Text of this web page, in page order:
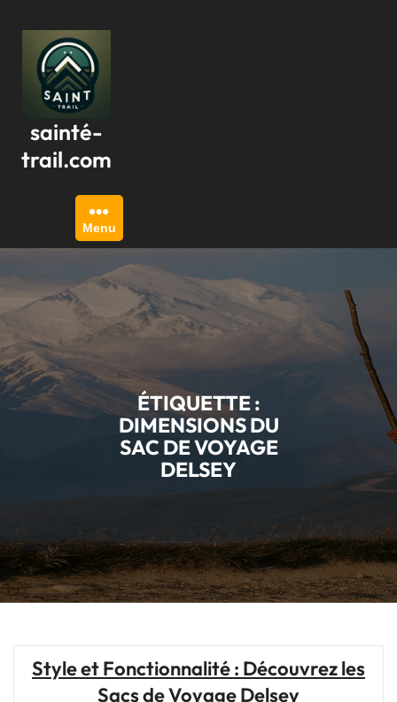
contenu
sainté-
trail.com
Menu
ÉTIQUETTE :
DIMENSIONS DU
SAC DE VOYAGE
DELSEY
Style et Fonctionnalité : Découvrez les
Sacs de Voyage Delsey